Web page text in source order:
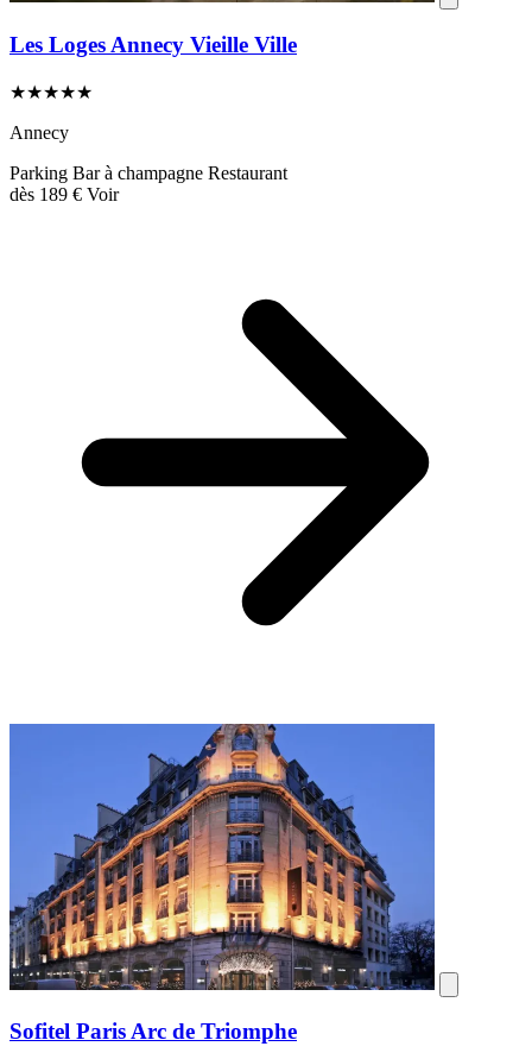
Les Loges Annecy Vieille Ville
★★★★★
Annecy
Parking Bar à champagne Restaurant
dès 189 € Voir
Sofitel Paris Arc de Triomphe